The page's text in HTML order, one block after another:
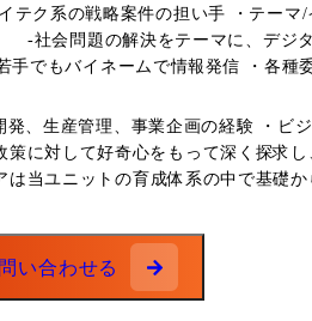
テク系の戦略案件の担い手 ・テーマ
題の解決をテーマに、デジタ
もバイネームで情報発信 ・各種委
と呼ばれる先端テクノロジ
ーズやマーケット動向、政府政策
、事業戦略、技術戦略等の立案
調査
ることも重要ですので、幅広いコン
、生産管理、事業企画の経験 ・ビ
当ユニットの育成体系の中で基礎
い合わせる